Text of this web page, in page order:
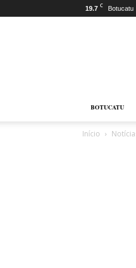
19.7 C Botucatu
BOTUCATU
Início